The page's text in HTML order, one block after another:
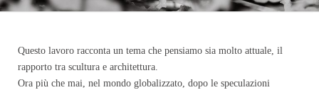
Questo lavoro racconta un tema che pensiamo sia molto attuale, il
rapporto tra scultura e architettura.
Ora più che mai, nel mondo globalizzato, dopo le speculazioni